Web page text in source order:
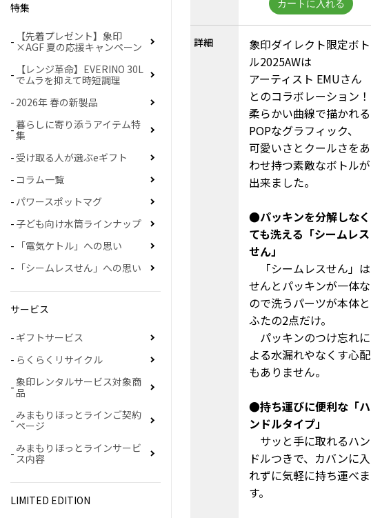
詳細
象印ダイレクト限定ボト
ル2025AWは
アーティスト EMUさん
とのコラボレーション！
柔らかい曲線で描かれる
POPなグラフィック、
可愛いさとクールさをあ
わせ持つ素敵なボトルが
出来ました。
●パッキンを分解しなく
ても洗える「シームレス
せん」
「シームレスせん」は
せんとパッキンが一体な
ので洗うパーツが本体と
ふたの2点だけ。
パッキンのつけ忘れに
よる水漏れやなくす心配
もありません。
●持ち運びに便利な「ハ
ンドルタイプ」
サッと手に取れるハン
ドルつきで、カバンに入
れずに気軽に持ち運べま
す。
特集
【先着プレゼント】象印
×AGF 夏の応援キャンペーン
【レンジ革命】EVERINO 30L
でムラを抑えて時短調理
2026年 春の新製品
暮らしに寄り添うアイテム特
集
受け取る人が選ぶeギフト
コラム一覧
パワースポットマグ
子ども向け水筒ラインナップ
「電気ケトル」への思い
「シームレスせん」への思い
サービス
ギフトサービス
らくらくリサイクル
象印レンタルサービス対象商
品
みまもりほっとラインご契約
ページ
みまもりほっとラインサービ
ス内容
LIMITED EDITION